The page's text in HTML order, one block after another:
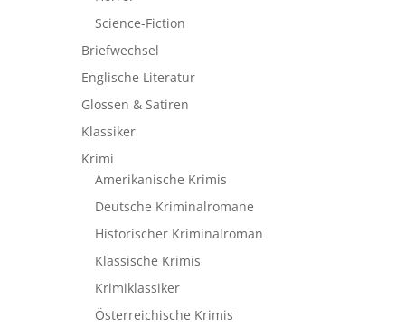
Science-Fiction
Briefwechsel
Englische Literatur
Glossen & Satiren
Klassiker
Krimi
Amerikanische Krimis
Deutsche Kriminalromane
Historischer Kriminalroman
Klassische Krimis
Krimiklassiker
Österreichische Krimis